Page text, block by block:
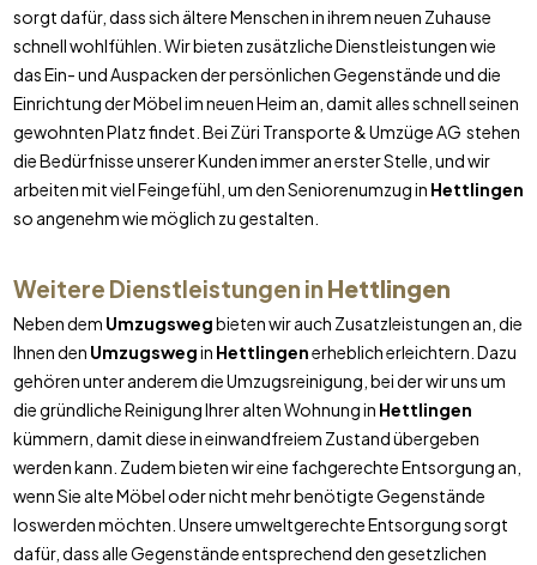
sorgt dafür, dass sich ältere Menschen in ihrem neuen Zuhause
schnell wohlfühlen. Wir bieten zusätzliche Dienstleistungen wie
das Ein- und Auspacken der persönlichen Gegenstände und die
Einrichtung der Möbel im neuen Heim an, damit alles schnell seinen
gewohnten Platz findet. Bei Züri Transporte & Umzüge AG stehen
die Bedürfnisse unserer Kunden immer an erster Stelle, und wir
arbeiten mit viel Feingefühl, um den Seniorenumzug in Hettlingen
so angenehm wie möglich zu gestalten.
Weitere Dienstleistungen in Hettlingen
Neben dem Umzugswegbieten wir auch Zusatzleistungen an, die
Ihnen den Umzugswegin Hettlingenerheblich erleichtern. Dazu
gehören unter anderem die Umzugsreinigung, bei der wir uns um
die gründliche Reinigung Ihrer alten Wohnung in Hettlingen
kümmern, damit diese in einwandfreiem Zustand übergeben
werden kann. Zudem bieten wir eine fachgerechte Entsorgung an,
wenn Sie alte Möbel oder nicht mehr benötigte Gegenstände
loswerden möchten. Unsere umweltgerechte Entsorgung sorgt
dafür, dass alle Gegenstände entsprechend den gesetzlichen